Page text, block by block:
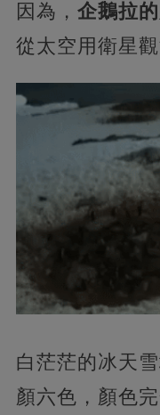
因為， 企鵝拉
從太空用衛星
白茫茫的冰天
顏六色，顏色